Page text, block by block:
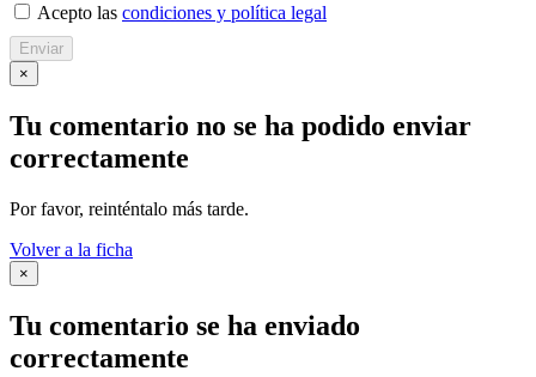
Acepto las condiciones y política legal
Enviar
×
Tu comentario no se ha podido enviar
correctamente
Por favor, reinténtalo más tarde.
Volver a la ficha
×
Tu comentario se ha enviado
correctamente